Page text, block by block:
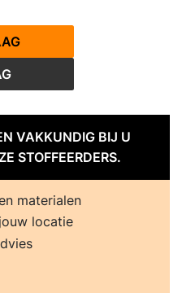
VAKKUNDIG BIJ U
STOFFEERDERS.
materialen
locatie